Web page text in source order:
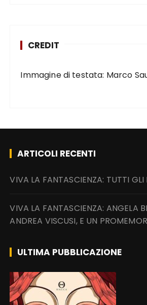
CREDIT
Immagine di testata: Marco
ARTICOLI RECENTI
VIVA LA FANTASCIENZA: TUTTI GLI
VIVA LA FANTASCIENZA: ANGELA
ANDREA VISCUSI, E UN
ULTIMA PUBBLICAZIONE